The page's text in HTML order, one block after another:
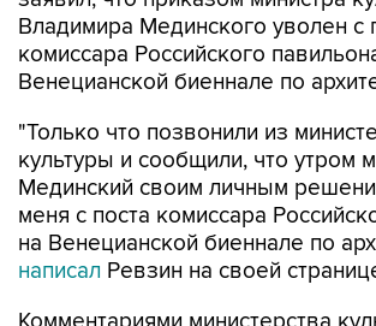
Владимира Мединского уволен с
комиссара Российского
Венецианской биеннале по
"Только что позвонили из
культуры и сообщили, что утром
Мединский своим личным
меня с поста комиссара
на Венецианской биеннале по
написал Ревзин на своей